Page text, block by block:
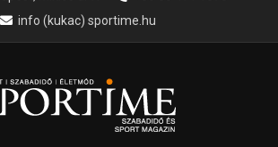
info (kukac) sportime.hu